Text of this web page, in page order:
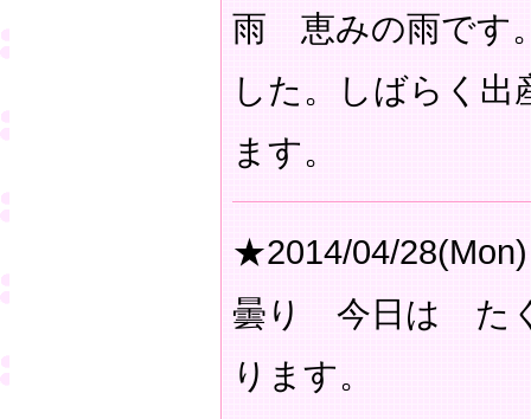
雨 恵みの雨です
した。しばらく
ます。
★2014/04/28(Mon)
曇り 今日は た
ります。